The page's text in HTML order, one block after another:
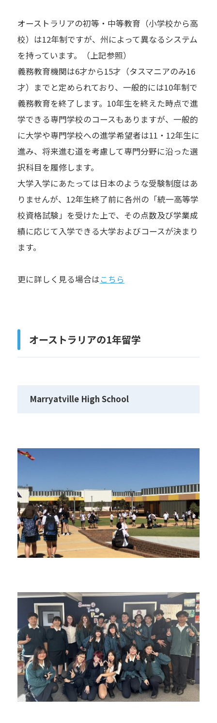
オーストラリアの初等・中等教育（小学校から高
校）は12年制ですが、州によって異なるシステム
を持っています。（上記参照）
義務教育機関は6才から15才（タスマニアのみ16
才）までと定められており、一般的には10年制で
義務教育を終了します。10年生を終えた時点で進
学できる専門学校のコースもありますが、一般的
に大学や専門学校への進学希望者は11・12年生に
進み、将来進む道を考慮して専門分野に沿った選
択科目を履修します。
大学入学にあたっては日本のような受験制度はあ
りませんが、12年生終了前に各州の「統一高等学
校資格試験」を受けた上で、その点数及び学業成
績に応じて入学できる大学およびコースが決まり
ます。
更に詳しく見る場合はこちら
オーストラリアの1年留学
Marryatville High School